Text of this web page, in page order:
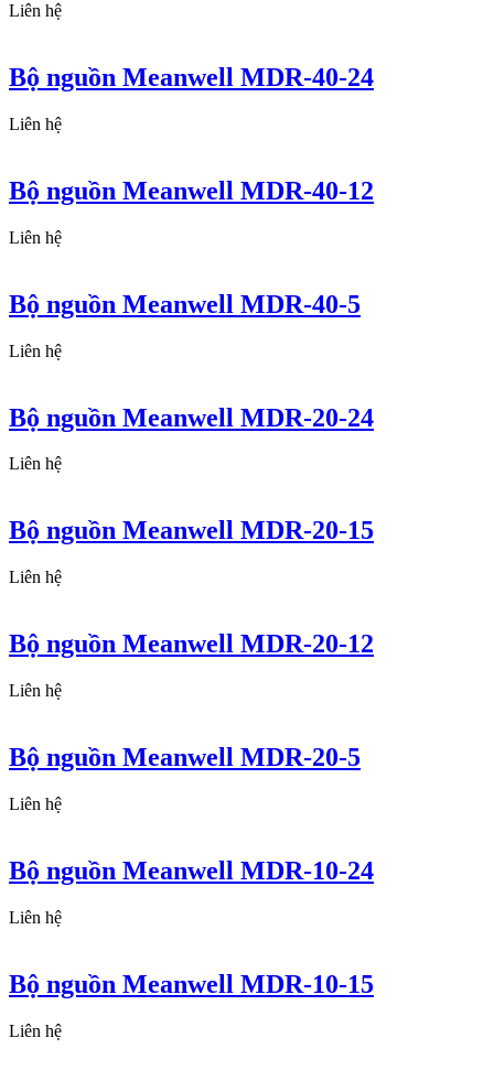
Liên hệ
Bộ nguồn Meanwell MDR-40-24
Liên hệ
Bộ nguồn Meanwell MDR-40-12
Liên hệ
Bộ nguồn Meanwell MDR-40-5
Liên hệ
Bộ nguồn Meanwell MDR-20-24
Liên hệ
Bộ nguồn Meanwell MDR-20-15
Liên hệ
Bộ nguồn Meanwell MDR-20-12
Liên hệ
Bộ nguồn Meanwell MDR-20-5
Liên hệ
Bộ nguồn Meanwell MDR-10-24
Liên hệ
Bộ nguồn Meanwell MDR-10-15
Liên hệ